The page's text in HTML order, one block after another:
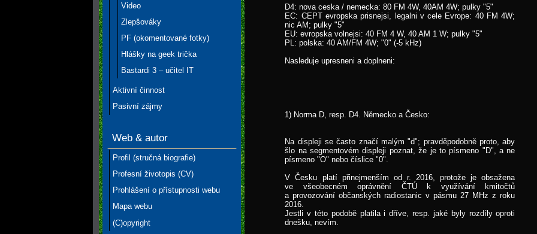
Video
Zlepšováky
PF (okomentované fotky)
Hlášky na geek trička
Bastardi 3 – učitel IT
Aktivní činnost
Pasivní zájmy
Web & autor
Profil (stručná biografie)
Profesní životopis (CV)
Prohlášení o přístupnosti webu
Mapa webu
(C)opyright
D4: nova ceska / nemecka: 80 FM 4W, 40AM 4W; pulky "5"
EC: CEPT evropska prisnejsi, legalni v cele Evrope: 40 FM 4W;
nic AM; pulky "5"
EU: evropska volnejsi: 40 FM 4 W, 40 AM 1 W; pulky "5"
PL: polska: 40 AM/FM 4W; "0" (-5 kHz)
Nasleduje upresneni a doplneni:
1) Norma D, resp. D4. Německo a Česko:
Na displeji se často značí malým "d"; pravděpodobně proto, aby
šlo na segmentovém displeji poznat, že je to písmeno "D", a ne
písmeno "O" nebo číslice "0".
V Česku platí přinejmenším od r. 2016, protože je obsažena
ve všeobecném oprávnění ČTÚ k využívání kmitočtů
a provozování občanských radiostanic v pásmu 27 MHz z roku
2016.
Jestli v této podobě platila i dříve, resp. jaké byly rozdíly oproti
dnešku, nevím.